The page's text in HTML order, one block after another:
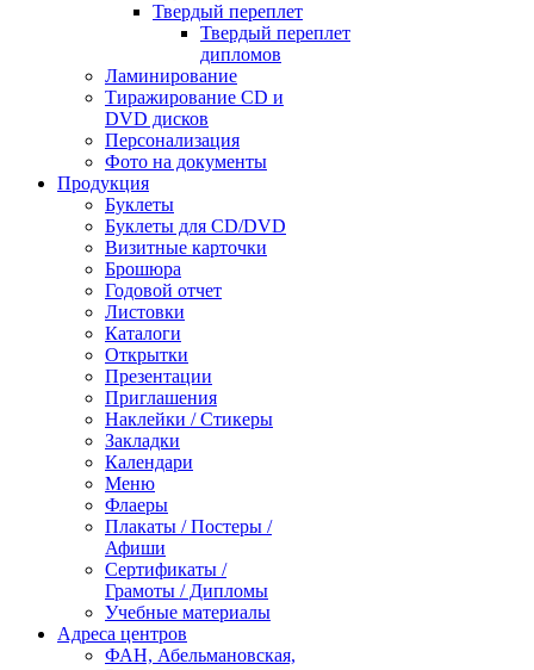
Твердый переплет
Твердый переплет
дипломов
Ламинирование
Тиражирование CD и
DVD дисков
Персонализация
Фото на документы
Продукция
Буклеты
Буклеты для CD/DVD
Визитные карточки
Брошюра
Годовой отчет
Листовки
Каталоги
Открытки
Презентации
Приглашения
Наклейки / Стикеры
Закладки
Календари
Меню
Флаеры
Плакаты / Постеры /
Афиши
Сертификаты /
Грамоты / Дипломы
Учебные материалы
Адреса центров
ФАН, Абельмановская,